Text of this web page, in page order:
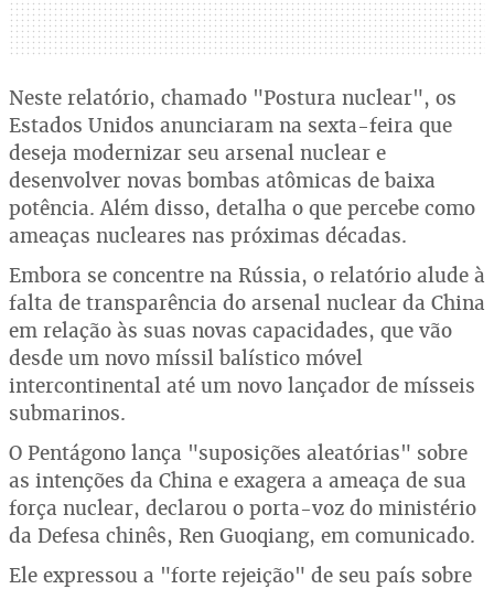
Neste relatório, chamado "Postura nuclear", os
Estados Unidos anunciaram na sexta-feira que
deseja modernizar seu arsenal nuclear e
desenvolver novas bombas atômicas de baixa
potência. Além disso, detalha o que percebe como
ameaças nucleares nas próximas décadas.
Embora se concentre na Rússia, o relatório alude à
falta de transparência do arsenal nuclear da China
em relação às suas novas capacidades, que vão
desde um novo míssil balístico móvel
intercontinental até um novo lançador de mísseis
submarinos.
O Pentágono lança "suposições aleatórias" sobre
as intenções da China e exagera a ameaça de sua
força nuclear, declarou o porta-voz do ministério
da Defesa chinês, Ren Guoqiang, em comunicado.
Ele expressou a "forte rejeição" de seu país sobre